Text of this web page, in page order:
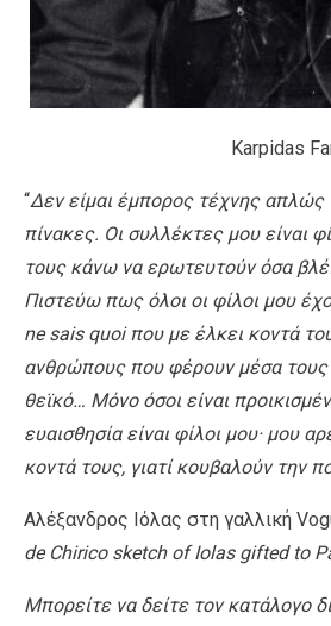
Karpidas
“Δεν είμαι έμπορος τέχνης απλώς
πίνακες. Οι συλλέκτες μου είναι
τους κάνω να ερωτευτούν όσα
Πιστεύω πως όλοι οι φίλοι μου
ne sais quoi που με έλκει κοντά
ανθρώπους που φέρουν μέσα τους
θεϊκό… Μόνο όσοι είναι
ευαισθησία είναι φίλοι μου· μου
κοντά τους, γιατί κουβαλούν την
Αλέξανδρος Ιόλας στη γαλλική
de Chirico sketch of Iolas gifted to
Μπορείτε να δείτε τον κατάλογο